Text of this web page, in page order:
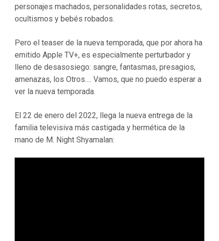
personajes machados, personalidades rotas, secretos,
ocultismos y bebés robados.
Pero el teaser de la nueva temporada, que por ahora ha
emitido Apple TV+, es especialmente perturbador y
lleno de desasosiego: sangre, fantasmas, presagios,
amenazas, los Otros…. Vamos, que no puedo esperar a
ver la nueva temporada.
El 22 de enero del 2022, llega la nueva entrega de la
familia televisiva más castigada y hermética de la
mano de M. Night Shyamalan: